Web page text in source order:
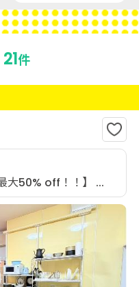
21件
大50% off！！】 ...